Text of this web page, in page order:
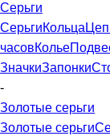
Серьги
СерьгиКольца
часовКолье
ЗначкиЗапонки
-
Золотые серьги
Золотые серьги